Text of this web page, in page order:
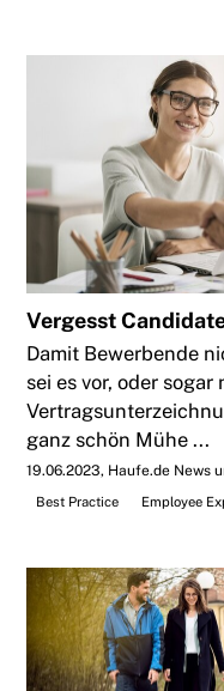
Vergesst
Damit Bewerbende
sei es vor, oder sogar
ganz schön Mühe ...
19.06.2023 Haufe.de News
Best Practice
Employee